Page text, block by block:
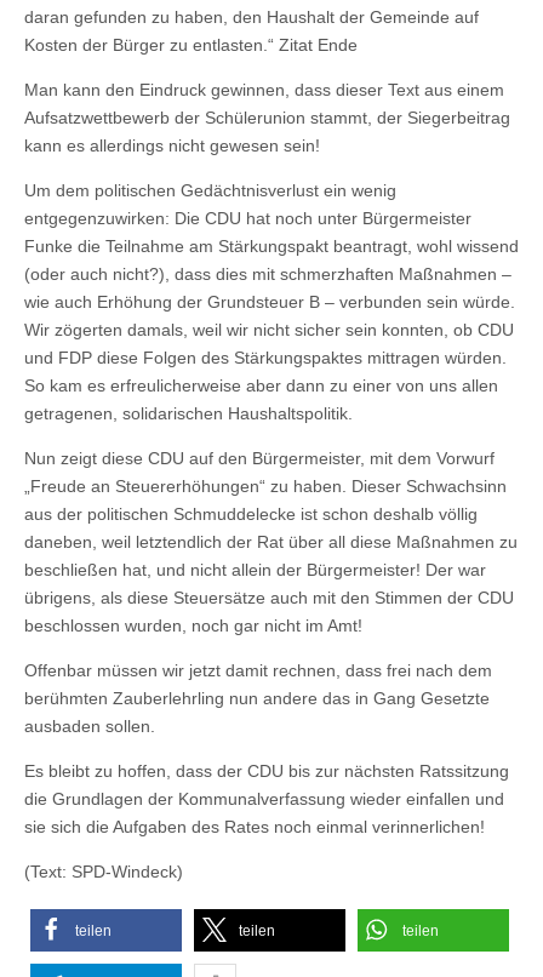
daran gefunden zu haben, den Haushalt der Gemeinde auf
Kosten der Bürger zu entlasten.“ Zitat Ende
Man kann den Eindruck gewinnen, dass dieser Text aus einem
Aufsatzwettbewerb der Schülerunion stammt, der Siegerbeitrag
kann es allerdings nicht gewesen sein!
Um dem politischen Gedächtnisverlust ein wenig
entgegenzuwirken: Die CDU hat noch unter Bürgermeister
Funke die Teilnahme am Stärkungspakt beantragt, wohl wissend
(oder auch nicht?), dass dies mit schmerzhaften Maßnahmen –
wie auch Erhöhung der Grundsteuer B – verbunden sein würde.
Wir zögerten damals, weil wir nicht sicher sein konnten, ob CDU
und FDP diese Folgen des Stärkungspaktes mittragen würden.
So kam es erfreulicherweise aber dann zu einer von uns allen
getragenen, solidarischen Haushaltspolitik.
Nun zeigt diese CDU auf den Bürgermeister, mit dem Vorwurf
„Freude an Steuererhöhungen“ zu haben. Dieser Schwachsinn
aus der politischen Schmuddelecke ist schon deshalb völlig
daneben, weil letztendlich der Rat über all diese Maßnahmen zu
beschließen hat, und nicht allein der Bürgermeister! Der war
übrigens, als diese Steuersätze auch mit den Stimmen der CDU
beschlossen wurden, noch gar nicht im Amt!
Offenbar müssen wir jetzt damit rechnen, dass frei nach dem
berühmten Zauberlehrling nun andere das in Gang Gesetzte
ausbaden sollen.
Es bleibt zu hoffen, dass der CDU bis zur nächsten Ratssitzung
die Grundlagen der Kommunalverfassung wieder einfallen und
sie sich die Aufgaben des Rates noch einmal verinnerlichen!
(Text: SPD-Windeck)
teilen teilen teilen